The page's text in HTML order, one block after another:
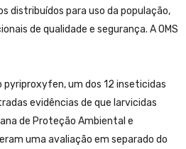
distribuídos para uso da população,
de qualidade e segurança. A OMS
um dos 12 inseticidas
evidências de que larvicidas
de Proteção Ambiental e
uma avaliação em separado do